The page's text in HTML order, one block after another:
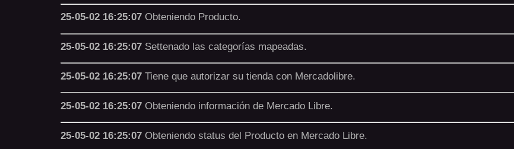
25-05-02 16:25:07 Obteniendo Producto.
25-05-02 16:25:07 Settenado las categorías mapeadas.
25-05-02 16:25:07 Tiene que autorizar su tienda con Mercadolibre.
25-05-02 16:25:07 Obteniendo información de Mercado Libre.
25-05-02 16:25:07 Obteniendo status del Producto en Mercado Libre.